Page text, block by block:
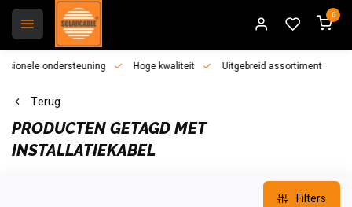
0
ondersteuning Hoge kwaliteit Uitgebreid assortiment
Terug
PRODUCTEN GETAGD MET
INSTALLATIEKABEL
Filters